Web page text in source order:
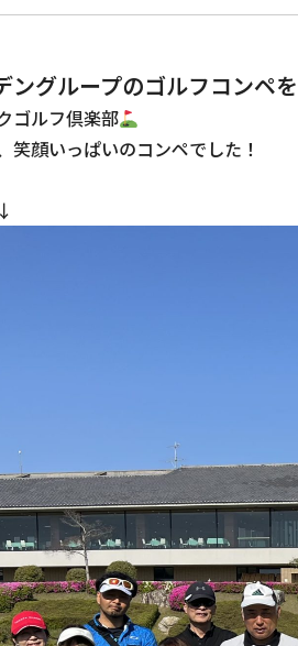
ングループのゴルフコンペ
ゴルフ倶楽部
笑顔いっぱいのコンペでした！